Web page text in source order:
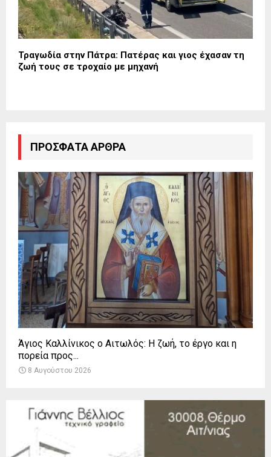
Τραγωδία στην Πάτρα: Πατέρας και γιος έχασαν τη
ζωή τους σε τροχαίο με μηχανή
ΠΡΌΣΦΑΤΑ ΆΡΘΡΑ
Άγιος Καλλίνικος ο Αιτωλός: Η ζωή, το έργο και η
πορεία προς...
8 Αυγούστου 2026